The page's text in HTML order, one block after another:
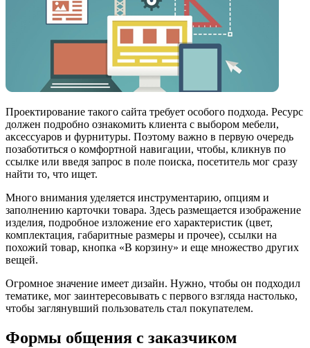
Проектирование такого сайта требует особого подхода. Ресурс
должен подробно ознакомить клиента с выбором мебели,
аксессуаров и фурнитуры. Поэтому важно в первую очередь
позаботиться о комфортной навигации, чтобы, кликнув по
ссылке или введя запрос в поле поиска, посетитель мог сразу
найти то, что ищет.
Много внимания уделяется инструментарию, опциям и
заполнению карточки товара. Здесь размещается изображение
изделия, подробное изложение его характеристик (цвет,
комплектация, габаритные размеры и прочее), ссылки на
похожий товар, кнопка «В корзину» и еще множество других
вещей.
Огромное значение имеет дизайн. Нужно, чтобы он подходил
тематике, мог заинтересовывать с первого взгляда настолько,
чтобы заглянувший пользователь стал покупателем.
Формы общения с заказчиком